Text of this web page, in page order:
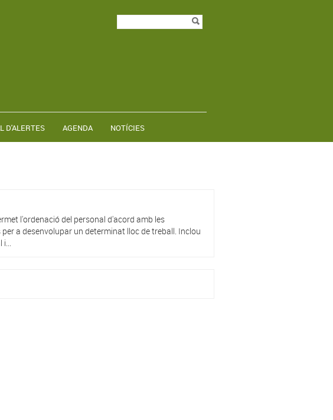
Formulari de
cerca
D'ALERTES AGENDA NOTÍCIES
l'ordenació del personal d'acord amb les
a desenvolupar un determinat lloc de treball. Inclou
i...